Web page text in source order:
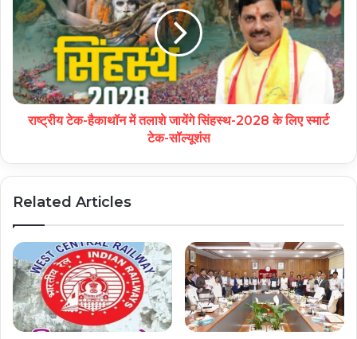
राष्ट्रीय टेक-हैकाथॉन में तलाशे जायेंगे सिंहस्थ-2028 के लिए स्मार्ट
टेक-सॉल्यूशंस
Related Articles